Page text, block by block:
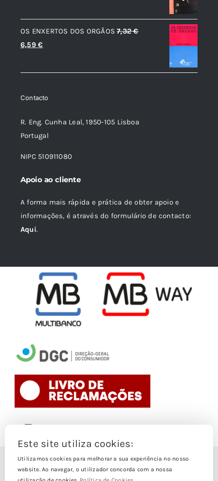
original
era:
21,98 €.
atual
é:
OS ENXERTOS DOS ORGÃOS 7,32€
O
original
7,32 €.
6,59€
atual
6,59 €.
Contacto
R. Eng. Cunha Leal, 1950-105 Lisboa
Portugal
NIPC 510911080
Apoio ao cliente
A forma mais rápida e prática de obter apoio e
informações, é através do formulário de contacto:
Aqui.
Navigation
© Copyright 1988- 2026
Este site utiliza cookies:
Utilizamos cookies para melhorar a sua experiência no nosso
website. Ao navegar, o utilizador concorda com a nossa